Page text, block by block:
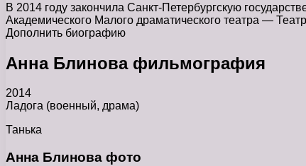
В 2014 году закончила Санкт-Петербургскую
Академического Малого драматического театра —
Дополнить биографию
Анна Блинова фильмография
2014
Ладога (военный, драма)
Танька
Анна Блинова фото